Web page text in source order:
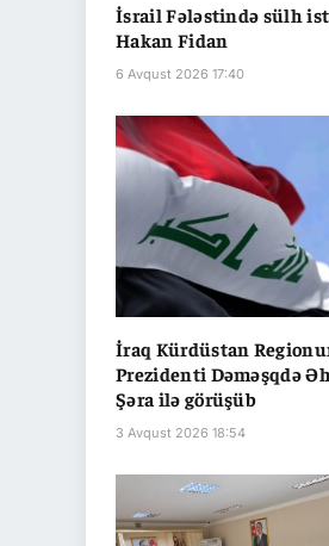
İsrail Fələstində sülh
Hakan Fidan
6 Avqust 2026 17:40
İraq Kürdüstan
Prezidenti Dəməşqdə
Şəra ilə görüşüb
3 Avqust 2026 18:54